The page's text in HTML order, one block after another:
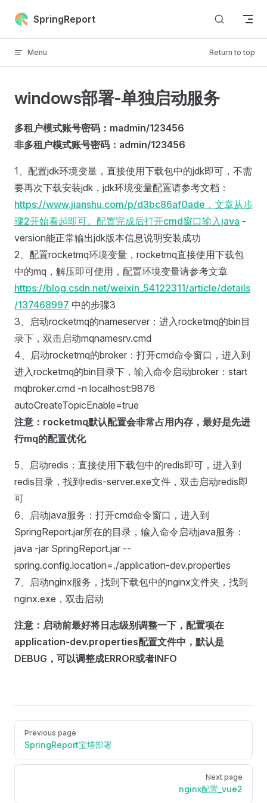
Skip to content
SpringReport
Menu Return to top
windows部署-单独启动服务
多租户模式账号密码：madmin/123456
非多租户模式账号密码：admin/123456
1、配置jdk环境变量，直接使用下载包中的jdk即可，不需
要再次下载安装jdk，jdk环境变量配置请参考文档：
https://www.jianshu.com/p/d3bc86af0ade，文章从步
骤2开始看起即可。配置完成后打开cmd窗口输入java -
version能正常输出jdk版本信息说明安装成功
2、配置rocketmq环境变量，rocketmq直接使用下载包
中的mq，解压即可使用，配置环境变量请参考文章
https://blog.csdn.net/weixin_54122311/article/details
/137468997 中的步骤3
3、启动rocketmq的nameserver：进入rocketmq的bin目
录下，双击启动mqnamesrv.cmd
4、启动rocketmq的broker：打开cmd命令窗口，进入到
进入rocketmq的bin目录下，输入命令启动broker：start
mqbroker.cmd -n localhost:9876
autoCreateTopicEnable=true
注意：rocketmq默认配置会非常占用内存，最好是先进
行mq的配置优化
5、启动redis：直接使用下载包中的redis即可，进入到
redis目录，找到redis-server.exe文件，双击启动redis即
可
6、启动java服务：打开cmd命令窗口，进入到
SpringReport.jar所在的目录，输入命令启动java服务：
java -jar SpringReport.jar --
spring.config.location=./application-dev.properties
7、启动nginx服务，找到下载包中的nginx文件夹，找到
nginx.exe，双击启动
注意：启动前最好将日志级别调整一下，配置项在
application-dev.properties配置文件中，默认是
DEBUG，可以调整成ERROR或者INFO
Pager
Previous page
SpringReport宝塔部署
Next page
nginx配置_vue2